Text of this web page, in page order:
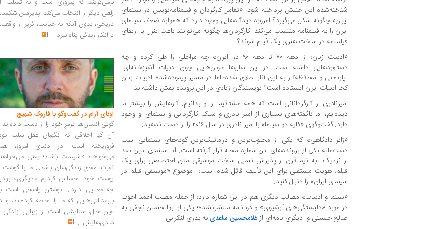
شناخته‌شده این جنبش پرداخته شود. «تعامل کارگردان و فیلمنامه‌نویس در سینمای
ایران» چگونه شکل می‌گیرد؟ امروزه دیدگاه‌هایی وجود دارد که همواره ضعف سینمای
ایران را به فیلمنامه‌ منتسب می‌کند. کارگردان‌ها چگونه می‌توانند باعث تنزل یا ارتقای
فیلمنامه در ساخت هنری یک فیلم شوند؟
«ادبیات زنان؛ از دهه ۷۰ تا دهه ۹۰ در ایران» چه مراحلی را طی کرده و چه
دستاوردهایی داشته است. در این سال‌ها عنوان‌هایی چون ادبیات آشپزخانه‌ای،
آپارتمانی و محافظه‌کار به این آثار اطلاق شده؛ اما در مسیر پیموده‌شده ادبیات زنان
کجا ادبیات ایران ایستاده است؟ نویسندگان زیادی در این پرونده نقش داشته‌اند.
امیرنادری از کارگردانانی است که همه مشتاقیم از او بدانیم. کارهایش را بیشتر ما
دیده‌ایم، اما ناگفته‌های بسیاری از امیر نادری و سبک کارگردانی و سینمای او وجود
دارد. گفت‌وگوی «کایه دو سینما» با امیر نادری در سال ۲۰۱۶ را از دست ندهید.
«ژانر دادگاهی» که یکی از محبوب‌ترین و دراماتیک‌ترین گونه‌های سینمایی است
دست‌مایه یکی از پرونده‌های این شماره مجله قرار گرفته است. آیا سینمای ایران بعد
از نزدیک به نیم‌ قرن از پذیرش نسبی ساخت موسیقی متن اختصاصی برای یک
فیلم، هویت مستقلی برای این تألیف قائل شده است؛ موضوع «موسیقی فیلم در
سینمای ایران» را دنبال کنید.
«سینما و ادبیات» مطالب دیگری هم در این شماره دارد؛ از جمله مطلب احمد اخوت
در مورد «دلبستگی‌های آرشیوی» و دو نامه منتشرنشده؛ یکی از ابوالحسنن نجفی به
صالح حسینی و دیگری نامه‌ای ازغلامحسین ساعدی به بدری لنکرانی.
برمی‌گزیند، نه پیروزی است و نه تسلیم.
راهی دیگر را انتخاب می‌کند: پذیرفتن
تاریخی، بدون آنکه به خیانت، گریز از
یا انکار زندگی پناه ببرد ...
اونای آرام در گفت‌وگو با فاروک شهیچ‭
گویی انسان‌ها ترمزِ خود را از دست داده‌اند
آن کُدِ اخلاقی که نگهبان عقل سلیم
فروریخته است. در دنیای امروز،
می‌خواهند فاشیست باشند؛ یعنی
نفرت، محورِ زندگی‌شان باشد... ما با گوشت
پوست خود احساس کردیم «دیگری»
چه معنایی دارد... نوشتن پاسخی است
بی‌عدالتی‌هایی که ما را احاطه کرده‌اند، و
عین حال، ستایشی است از زیبایی زندگی
شادی‌هایش ...